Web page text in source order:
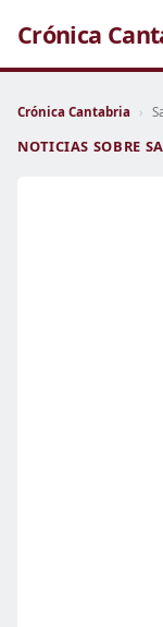
Crónica
Crónica Cantabria ›
NOTICIAS SOBRE